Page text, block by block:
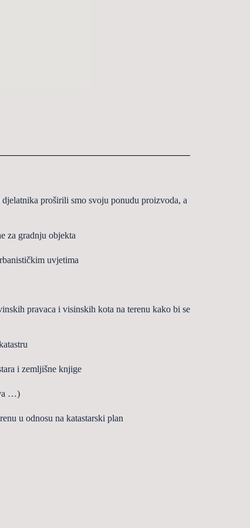
djelatnika proširili smo svoju ponudu proizvoda, a
za gradnju objekta
čkim uvjetima
pravaca i visinskih kota na terenu kako bi se
i zemljišne knjige
…)
u odnosu na katastarski plan